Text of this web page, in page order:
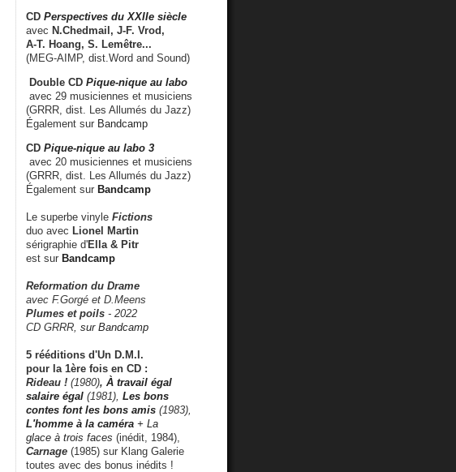
CD Perspectives du XXIIe siècle
avec N.Chedmail, J-F. Vrod,
A-T. Hoang, S. Lemêtre...
(MEG-AIMP, dist.Word and Sound)
Double CD Pique-nique au labo
avec 29 musiciennes et musiciens
(GRRR, dist. Les Allumés du Jazz)
Également sur Bandcamp
CD Pique-nique au labo 3
avec 20 musiciennes et musiciens
(GRRR, dist. Les Allumés du Jazz)
Également sur Bandcamp
Le superbe vinyle Fictions
duo avec Lionel Martin
sérigraphie d'Ella & Pitr
est sur Bandcamp
Reformation du Drame
avec F.Gorgé et D.Meens
Plumes et poils - 2022
CD GRRR, sur Bandcamp
5 rééditions d'Un D.M.I.
pour la 1ère fois en CD :
Rideau ! (1980), À travail égal
salaire égal (1981), Les bons
contes font les bons amis (1983),
L'homme à la caméra + La
glace à trois faces (inédit, 1984),
Carnage (1985) sur Klang Galerie
toutes avec des bonus inédits !